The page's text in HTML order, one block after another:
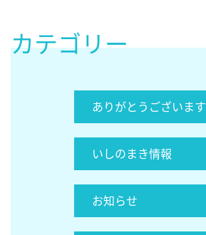
カテゴリー
ありがとうございます
いしのまき情報
お知らせ